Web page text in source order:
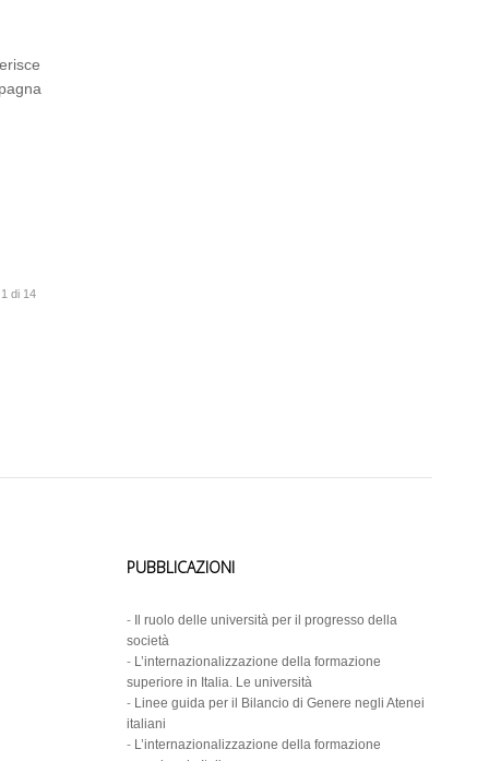
di 14
PUBBLICAZIONI
-
Il ruolo delle università per il progresso della
società
- L’internazionalizzazione della formazione
superiore in Italia. Le università
- Linee guida per il Bilancio di Genere negli Atenei
italiani
- L’internazionalizzazione della formazione